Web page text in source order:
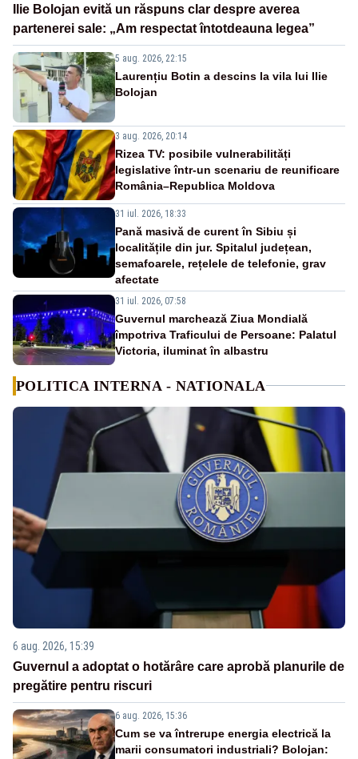
Ilie Bolojan evită un răspuns clar despre averea
partenerei sale: „Am respectat întotdeauna legea”
5 aug. 2026, 22:15
Laurențiu Botin a descins la vila lui Ilie
Bolojan
3 aug. 2026, 20:14
Rizea TV: posibile vulnerabilități
legislative într-un scenariu de reunificare
România–Republica Moldova
31 iul. 2026, 18:33
Pană masivă de curent în Sibiu și
localitățile din jur. Spitalul județean,
semafoarele, rețelele de telefonie, grav
afectate
31 iul. 2026, 07:58
Guvernul marchează Ziua Mondială
împotriva Traficului de Persoane: Palatul
Victoria, iluminat în albastru
POLITICA INTERNA - NATIONALA
6 aug. 2026, 15:39
Guvernul a adoptat o hotărâre care aprobă planurile de
pregătire pentru riscuri
6 aug. 2026, 15:36
Cum se va întrerupe energia electrică la
marii consumatori industriali? Bolojan: